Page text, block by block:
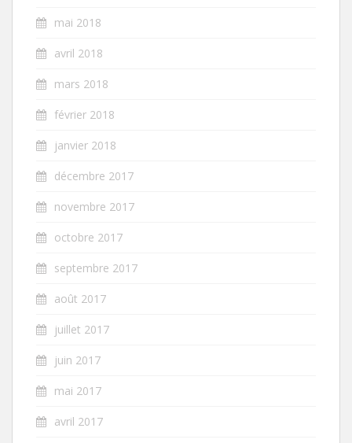
mai 2018
avril 2018
mars 2018
février 2018
janvier 2018
décembre 2017
novembre 2017
octobre 2017
septembre 2017
août 2017
juillet 2017
juin 2017
mai 2017
avril 2017